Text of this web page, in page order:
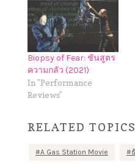
Biopsy of Fear: ชันสูตร
ความกลัว (2021)
In "Performance
Reviews"
RELATED TOPICS
A Gas Station Movie